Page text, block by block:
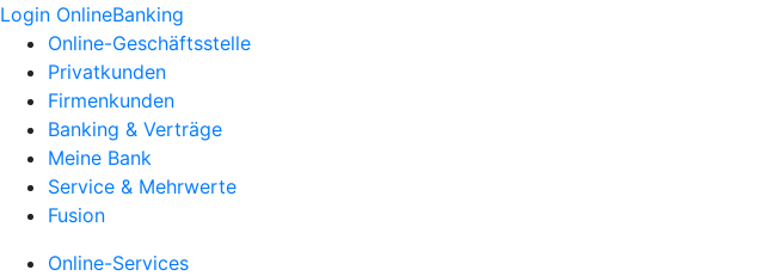
Login OnlineBanking
Online-Geschäftsstelle
Privatkunden
Firmenkunden
Banking & Verträge
Meine Bank
Service & Mehrwerte
Fusion
Online-Services